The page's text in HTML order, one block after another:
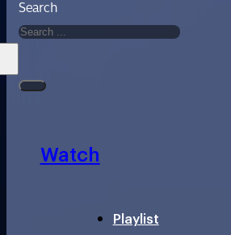
Search
Watch
Playlist